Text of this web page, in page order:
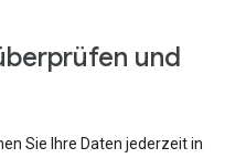
und
Sie Ihre Daten jederzeit in